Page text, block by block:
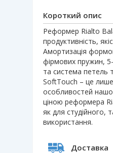
Короткий опис
Реформер Rialto
продуктивність,
Амортизація
фірмових пружин, 5-
та система петель
SoftTouch – це лише
особливостей
ціною реформера
як для студійного,
використання.
Доставка